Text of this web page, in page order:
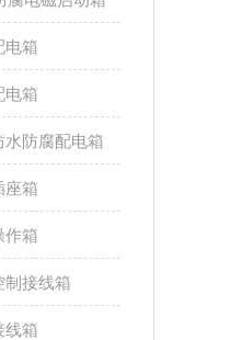
电箱
电箱
水防腐配电箱
座箱
作箱
制接线箱
线箱